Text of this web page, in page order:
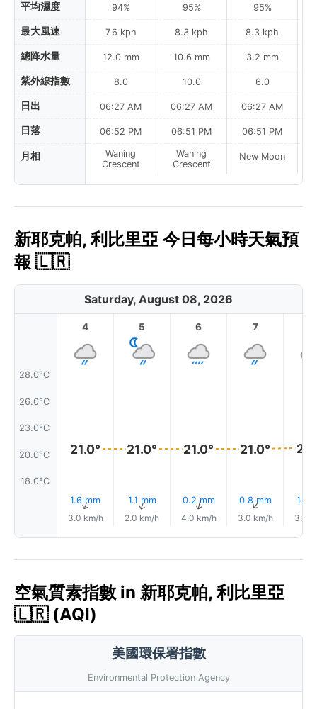
平均濕度
最大風速
總降水量
紫外線指數
日出
日落
月相
94%
7.6 kph
12.0 mm
8.0
06:27 AM
06:52 PM
Waning
Crescent
95%
8.3 kph
10.6 mm
10.0
06:27 AM
06:51 PM
Waning
Crescent
95%
8.3 kph
3.2 mm
6.0
06:27 AM
06:51 PM
New Moon
新耶克帕, 利比里亞 今日每小時天氣預
報 🇱🇷
Saturday, August 08, 2026
28.0°C
26.0°C
23.0°C
20.0°C
18.0°C
4
21.0°
1.6 mm
↑
3.0 km/h
5
21.0°
1.1 mm
↑
2.0 km/h
6
21.0°
0.2 mm
↑
4.0 km/h
7
21.0°
0.8 mm
↑
3.0 km/h
1.5
3.0
空氣質素指數 in 新耶克帕, 利比里亞
🇱🇷 (AQI)
美國環保署指數
Environmental Protection Agency